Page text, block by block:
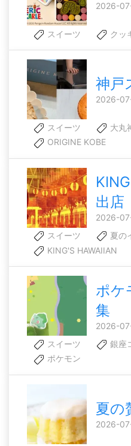
2026-
スイーツ クッ
神戸
2026-
スイーツ
大丸
ORIGINE KOBE
出店
2026-
スイーツ
夏の
KING'S HAWAIIAN
ポケ
集
2026-
スイーツ
銀座
ポケモン
夏の
2026-